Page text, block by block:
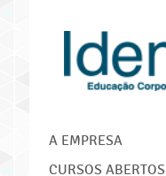
IDEMP
A EMPRESA
CURSOS ABERTOS